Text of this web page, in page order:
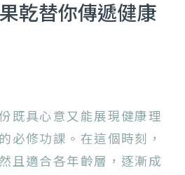
乾替你傳遞健康
既具心意又能展現健康理
必修功課。在這個時刻，
且適合各年齡層，逐漸成